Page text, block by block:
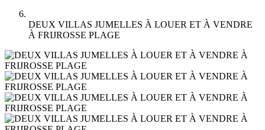
DEUX VILLAS JUMELLES À LOUER ET À VENDRE
À FRIJROSSE PLAGE